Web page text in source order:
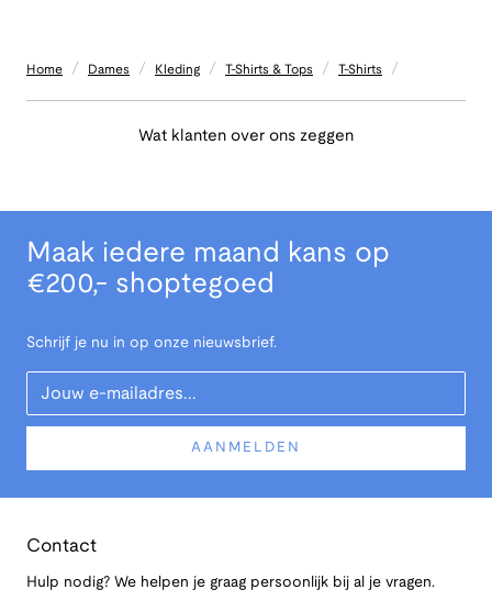
Home / Dames / Kleding / T-Shirts & Tops / T-Shirts /
Wat klanten over ons zeggen
Maak iedere maand kans op
€200,- shoptegoed
Schrijf je nu in op onze nieuwsbrief.
Your Email
AANMELDEN
Contact
Hulp nodig? We helpen je graag persoonlijk bij al je vragen.